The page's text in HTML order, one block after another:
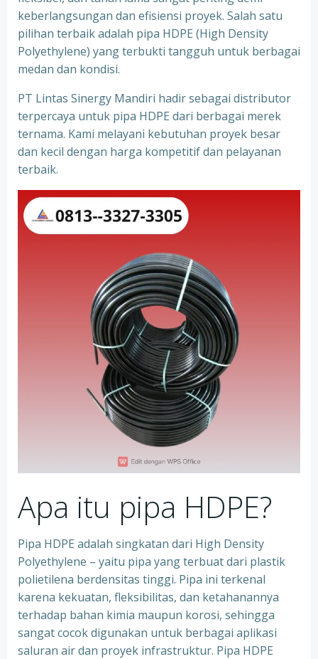
keberlangsungan dan efisiensi proyek. Salah satu
pilihan terbaik adalah pipa HDPE (High Density
Polyethylene) yang terbukti tangguh untuk berbagai
medan dan kondisi.
PT Lintas Sinergy Mandiri hadir sebagai distributor
terpercaya untuk pipa HDPE dari berbagai merek
ternama. Kami melayani kebutuhan proyek besar
dan kecil dengan harga kompetitif dan pelayanan
terbaik.
Apa itu pipa HDPE?
Pipa HDPE adalah singkatan dari High Density
Polyethylene – yaitu pipa yang terbuat dari plastik
polietilena berdensitas tinggi. Pipa ini terkenal
karena kekuatan, fleksibilitas, dan ketahanannya
terhadap bahan kimia maupun korosi, sehingga
sangat cocok digunakan untuk berbagai aplikasi
saluran air dan proyek infrastruktur. Pipa HDPE